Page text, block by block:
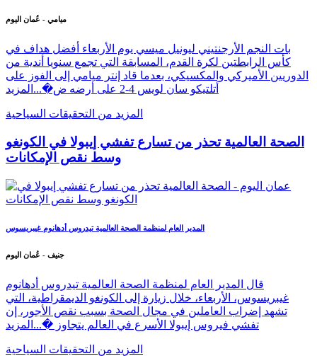
ميامي - عُمان اليوم
بات النجم الأرجنتيني ليونيل ميسي يوم الأربعاء أفضل هداف في
كأس الرابطتين لكرة القدم، المسابقة التي تجمع سنويا أندية من
الدوريين الأميركي والمكسيكي، بعدما قاد إنتر ميامي إلى الفوز على
أتلتيكو سان لويس 4-2 على أرضه ض�...
المزيد
المزيد من التحقيقات السياحية
الصحة العالمية تحذر من تسارع تفشي إيبولا في الكونغو
وسط نقص الإمكانات
المدير العام لمنظمة الصحة العالمية تيدروس أدهانوم غيبريسوس
جنيف - عُمان اليوم
قال المدير العام لمنظمة الصحة العالمية تيدروس أدهانوم
غيبريسوس، الأربعاء، خلال زيارة إلى الكونغو الديمقراطية، التي
تشهد إضراب العاملين في مجال الصحة بسبب نقص الأجور، إن
تفشي فيروس إيبولا الأسرع في العالم يتجاوز �... المزيد
المزيد من التحقيقات السياحية